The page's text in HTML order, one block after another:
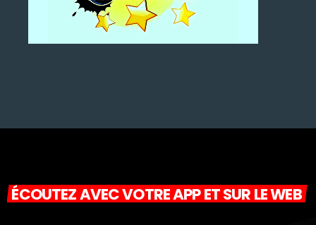
ÉCOUTEZ AVEC VOTRE APP ET SUR LE WEB